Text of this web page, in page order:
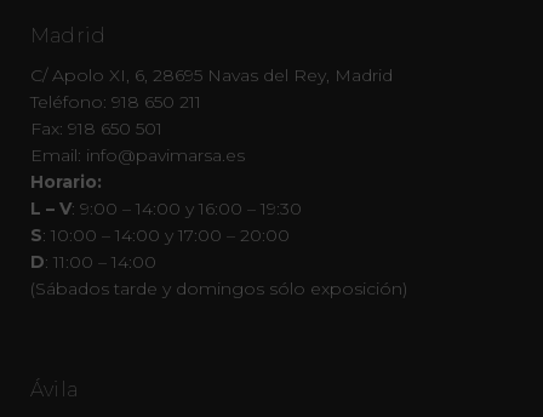
Madrid
C/ Apolo XI, 6, 28695 Navas del Rey, Madrid
Teléfono: 918 650 211
Fax: 918 650 501
Email: info@pavimarsa.es
Horario:
L – V: 9:00 – 14:00 y 16:00 – 19:30
S: 10:00 – 14:00 y 17:00 – 20:00
D: 11:00 – 14:00
(Sábados tarde y domingos sólo exposición)
Ávila